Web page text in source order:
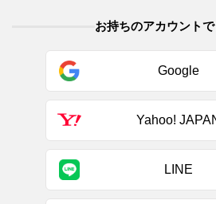
お持ちのアカウント
Google
Yahoo!
LINE